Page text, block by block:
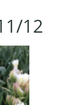
12